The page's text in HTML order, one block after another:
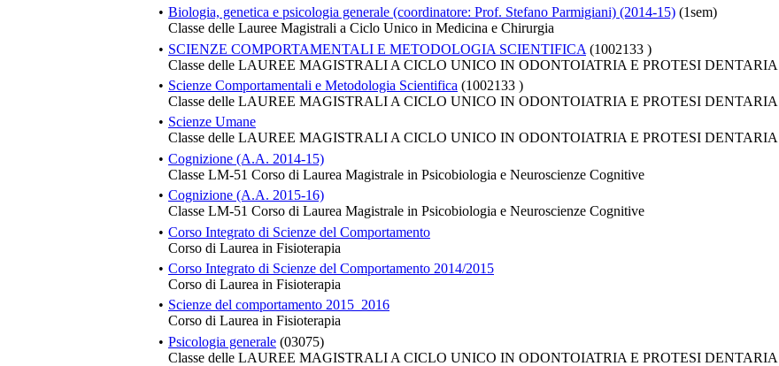
• Biologia, genetica e psicologia generale (coordinatore: Prof. Stefano Parmigiani) (2014-15) (1sem)
Classe delle Lauree Magistrali a Ciclo Unico in Medicina e Chirurgia
• SCIENZE COMPORTAMENTALI E METODOLOGIA SCIENTIFICA(1002133 )
Classe delle LAUREE MAGISTRALI A CICLO UNICO IN ODONTOIATRIA E PROTESI DENTARIA
• Scienze Comportamentali e Metodologia Scientifica (1002133 )
Classe delle LAUREE MAGISTRALI A CICLO UNICO IN ODONTOIATRIA E PROTESI DENTARIA
• Scienze Umane
Classe delle LAUREE MAGISTRALI A CICLO UNICO IN ODONTOIATRIA E PROTESI DENTARIA
• Cognizione (A.A. 2014-15)
Classe LM-51 Corso di Laurea Magistrale in Psicobiologia e Neuroscienze Cognitive
• Cognizione (A.A. 2015-16)
Classe LM-51 Corso di Laurea Magistrale in Psicobiologia e Neuroscienze Cognitive
• Corso Integrato di Scienze del Comportamento
Corso di Laurea in Fisioterapia
• Corso Integrato di Scienze del Comportamento 2014/2015
Corso di Laurea in Fisioterapia
• Scienze del comportamento 2015_2016
Corso di Laurea in Fisioterapia
• Psicologia generale (03075)
Classe delle LAUREE MAGISTRALI A CICLO UNICO IN ODONTOIATRIA E PROTESI DENTARIA